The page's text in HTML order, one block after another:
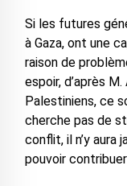
Si les futures
à Gaza, ont une
raison de
espoir, d’après
Palestiniens, ce
cherche pas de
conflit, il n’y
pouvoir